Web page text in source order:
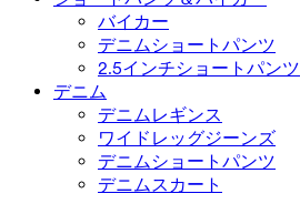
バイカー
デニムショートパンツ
2.5インチショートパンツ
デニム
デニムレギンス
ワイドレッグジーンズ
デニムショートパンツ
デニムスカート